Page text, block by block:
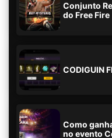
Conjunto
do Free Fire
CODIGUIN
Como
no evento